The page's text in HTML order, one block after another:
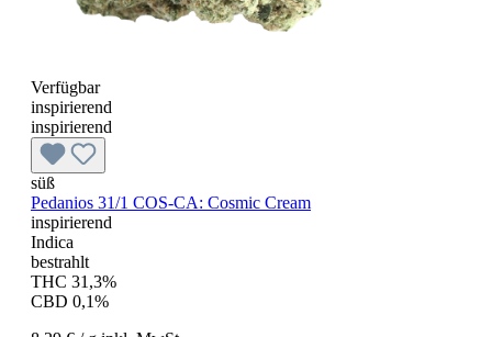
Verfügbar
inspirierend
inspirierend
süß
Pedanios 31/1 COS-CA: Cosmic Cream
inspirierend
Indica
bestrahlt
THC 31,3%
CBD 0,1%